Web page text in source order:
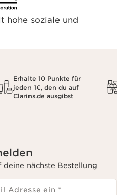
hohe soziale und
Erhalte 10 Punkte für
jeden 1€, den du auf
Clarins.de ausgibst
nächste Bestellung
Adresse ein *